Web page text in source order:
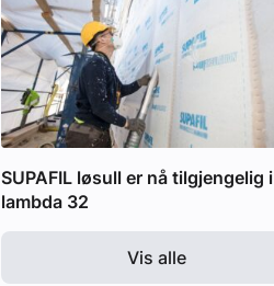
SUPAFIL løsull er nå tilgjengelig i
lambda 32
Vis alle